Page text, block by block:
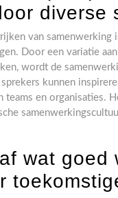
diverse
van
Door een variatie
wordt de
kunnen
en organisaties.
wat goed